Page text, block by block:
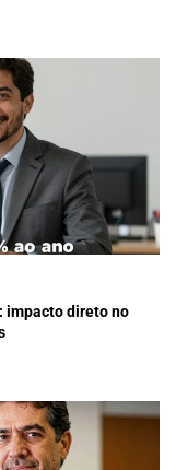
impacto direto no